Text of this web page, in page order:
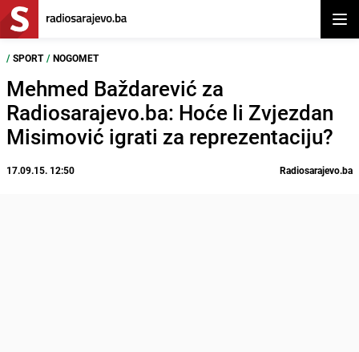
/ SPORT / NOGOMET
Mehmed Baždarević za
Radiosarajevo.ba: Hoće li Zvjezdan
Misimović igrati za reprezentaciju?
17.09.15. 12:50 Radiosarajevo.ba